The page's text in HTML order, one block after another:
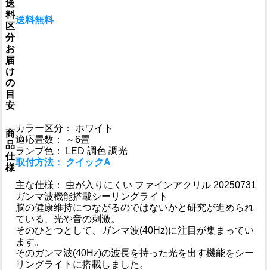
送
料
区
分
送料無料
お
届
け
の
目
安
商
品
仕
様
カラー区分： ホワイト
適応畳数： ～6畳
ランプ色： LED 調色 調光
取付方法： クイックA
主な仕様： 虫が入りにくい ファインアクリル 20250731
ガンマ波機能搭載シーリングライト
脳の健康維持につながるのではないかと研究が進められ
ている、光や音の刺激。
そのひとつとして、ガンマ波(40Hz)に注目が集まってい
ます。
そのガンマ波(40Hz)の波長を持った光を出す機能をシー
リングライトに搭載しました。